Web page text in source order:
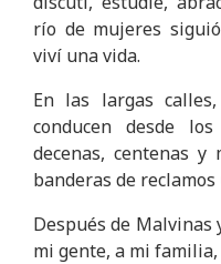
río de mujeres
viví una vida.
En las largas
conducen desde
decenas, centenas
banderas de
Después de Malvinas
mi gente, a mi